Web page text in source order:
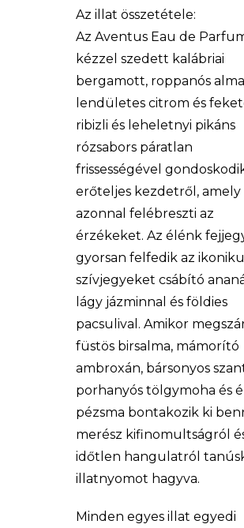
Az illat összetétele:
Az Aventus Eau de
kézzel szedett kalábriai
bergamott, roppanós
lendületes citrom és
ribizli és leheletnyi pikáns
rózsabors páratlan
frissességével
erőteljes kezdetről, amely
azonnal felébreszti az
érzékeket. Az élénk
gyorsan felfedik az
szívjegyeket csábító
lágy jázminnal és földies
pacsulival. Amikor
füstös birsalma, mámorító
ambroxán, bársonyos
porhanyós tölgymoha és
pézsma bontakozik ki
merész kifinomultságról
időtlen hangulatról
illatnyomot hagyva.
Minden egyes illat egyedi